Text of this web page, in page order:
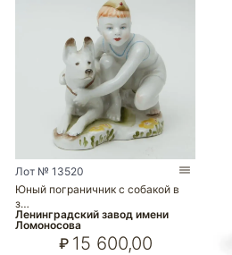
Лот № 13520
Юный пограничник с собакой в
з…
Ленинградский завод имени
Ломоносова
₽ 15 600,00